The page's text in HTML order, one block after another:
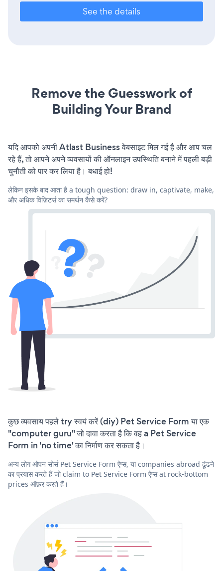
See the details
Remove the Guesswork of
Building Your Brand
यदि आपको अपनी Atlast Business वेबसाइट मिल गई है और आप चल
रहे हैं, तो आपने अपने व्यवसायों की ऑनलाइन उपस्थिति बनाने में पहली बड़ी
चुनौती को पार कर लिया है। बधाई हो!
लेकिन इसके बाद आता है a tough question: draw in, captivate, make,
और अधिक विज़िटर्स का समर्थन कैसे करें?
कुछ व्यवसाय पहले try स्वयं करें (diy) Pet Service Form या एक
"computer guru" जो दावा करता है कि वह a Pet Service
Form in 'no time' का निर्माण कर सकता है।
अन्य लोग ओपन सोर्स Pet Service Form ऐप्स, या companies abroad ढूंढने
का प्रयास करते हैं जो claim to Pet Service Form ऐप्स at rock-bottom
prices ऑफ़र करते हैं।